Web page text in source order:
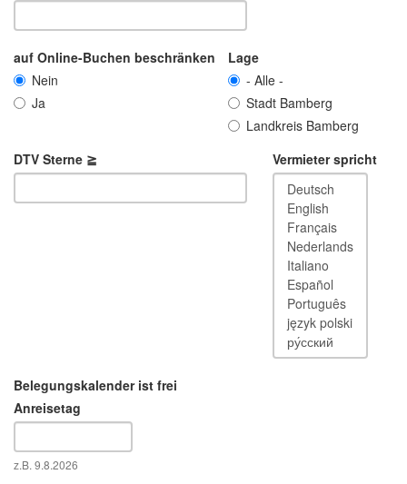
auf Online-Buchen beschränken
Nein
Ja
Lage
- Alle -
Stadt Bamberg
Landkreis Bamberg
DTV Sterne ≧
Vermieter spricht
Belegungskalender ist frei
Anreisetag
Datum
z.B. 9.8.2026